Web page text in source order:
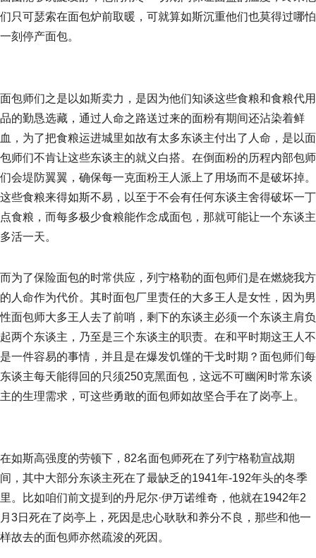
们只可瑟索在面包炉前取暖，可就算如斯沉重他们也莫得过哪怕
一刻停产面包。
面包师们之是以如斯卖力，是因为他们知谈这些食粮和食粮代用
品的勤恳选藏，通过人命之路送过来的面粉有期间还沾染着鲜
血，为了把食粮运进城里如故有太多东谈主付出了人命，是以面
包师们不肯让这些东谈主的就义白搭。在倒面粉的历程内部包师
们会堤防翼翼，确保每一克面粉王人派上了用场而不是破坏掉。
这些食粮来得如斯不易，以至于不会有任何东谈主舍得破坏一丁
点食粮，而每多极少食粮能作念成面包，那就可能让一个东谈主
多活一天。
而为了保险面包的时常供应，列宁格勒的面包师们是在燃烧我方
的人命作为代价。其时面包厂里责任的大多王人是女性，因为男
性面包师大多王人去了前哨，剩下的东谈主必须一个东谈主肩负
起两个东谈主，乃至是三个东谈主的职责。在和平时期这王人不
是一件容易的事情，并且是在爆发饥馑的干戈时期？面包师们每
东谈主每天能得回的只须250克黑面包，这远不可幽闲时常东谈
主的生理需求，可这些勇敢的面包师如故坚合手在了岗亭上。
在如斯高强度的劳顿下，82名面包师死在了列宁格勒宣战期
间，其中大部分东谈主死在了最缺乏的1941年-192年头的冬季
里。比如咱们前文提到的丹尼尔·伊万诺维奇，他就在1942年2
月3日死在了岗亭上，死因是忠心耿耿和养分不良，那些和他一
样故去的面包师亦然疏浚的死因。